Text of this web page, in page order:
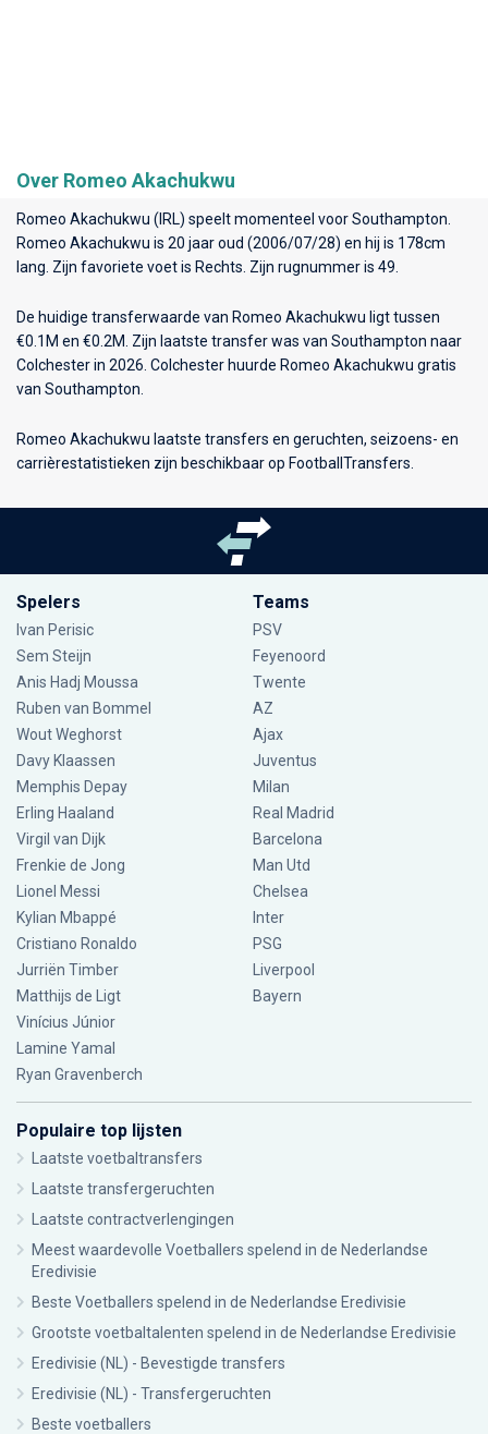
Over Romeo Akachukwu
Romeo Akachukwu (IRL) speelt momenteel voorSouthampton
Romeo Akachukwu is 20 jaar oud (2006/07/28) en hij is 178cm
lang. Zijn favoriete voet is Rechts. Zijn rugnummer is 49.
De huidige transferwaarde van Romeo Akachukwu ligt tussen
€0.1M en €0.2M. Zijn laatste transfer was van Southampton naar
Colchester in 2026. Colchester huurde Romeo Akachukwu gratis
van Southampton.
Romeo Akachukwu laatste transfers en geruchten, seizoens- en
carrièrestatistieken zijn beschikbaar op FootballTransfers.
Spelers
Ivan Perisic
Sem Steijn
Anis Hadj Moussa
Ruben van Bommel
Wout Weghorst
Davy Klaassen
Memphis Depay
Erling Haaland
Virgil van Dijk
Frenkie de Jong
Lionel Messi
Kylian Mbappé
Cristiano Ronaldo
Jurriën Timber
Matthijs de Ligt
Vinícius Júnior
Lamine Yamal
Ryan Gravenberch
Teams
PSV
Feyenoord
Twente
AZ
Ajax
Juventus
Milan
Real Madrid
Barcelona
Man Utd
Chelsea
Inter
PSG
Liverpool
Bayern
Populaire top lijsten
Laatste voetbaltransfers
Laatste transfergeruchten
Laatste contractverlengingen
Meest waardevolle Voetballers spelend in de Nederlandse
Eredivisie
Beste Voetballers spelend in de Nederlandse Eredivisie
Grootste voetbaltalenten spelend in de Nederlandse Eredivisie
Eredivisie (NL) - Bevestigde transfers
Eredivisie (NL) - Transfergeruchten
Beste voetballers